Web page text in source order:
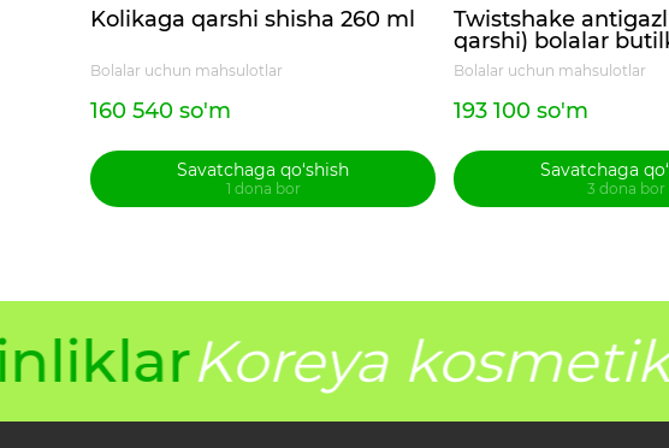
Kolikaga qarshi shisha 260 ml
Bolalar uchun mahsulotlar
160 540 so'm
Savatchaga qo‘shish
1 dona bor
Twistshake
qarshi) bolalar
260 ml
Bolalar uchun mahsulotlar
193 100 so'm
Savatchaga
3 dona bor
Koreya